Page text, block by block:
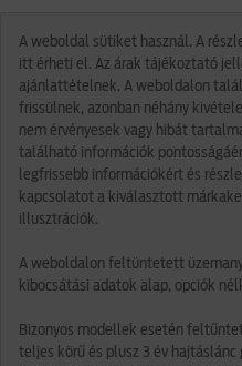
A weboldal sütiket használ. A
itt érheti el. Az árak tájékoztató
ajánlattételnek. A weboldalon
frissülnek, azonban néhány
nem érvényesek vagy hibát
található információk
legfrissebb információkért és
kapcsolatot a kiválasztott
illusztrációk.
A weboldalon feltüntetett
kibocsátási adatok alap, opciók
Bizonyos modellek esetén
teljes körű és plusz 3 év